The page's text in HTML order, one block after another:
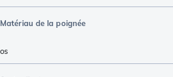
Matériau de la poignée
os